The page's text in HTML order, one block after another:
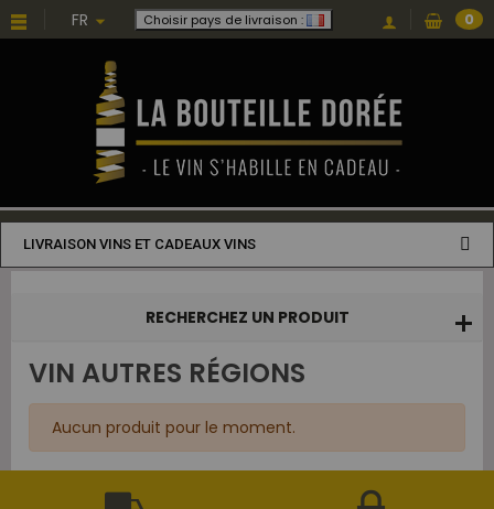
FR Choisir pays de livraison : 0
LIVRAISON VINS ET CADEAUX VINS
RECHERCHEZ UN PRODUIT
VIN AUTRES RÉGIONS
Aucun produit pour le moment.
Choisissez une valeur...